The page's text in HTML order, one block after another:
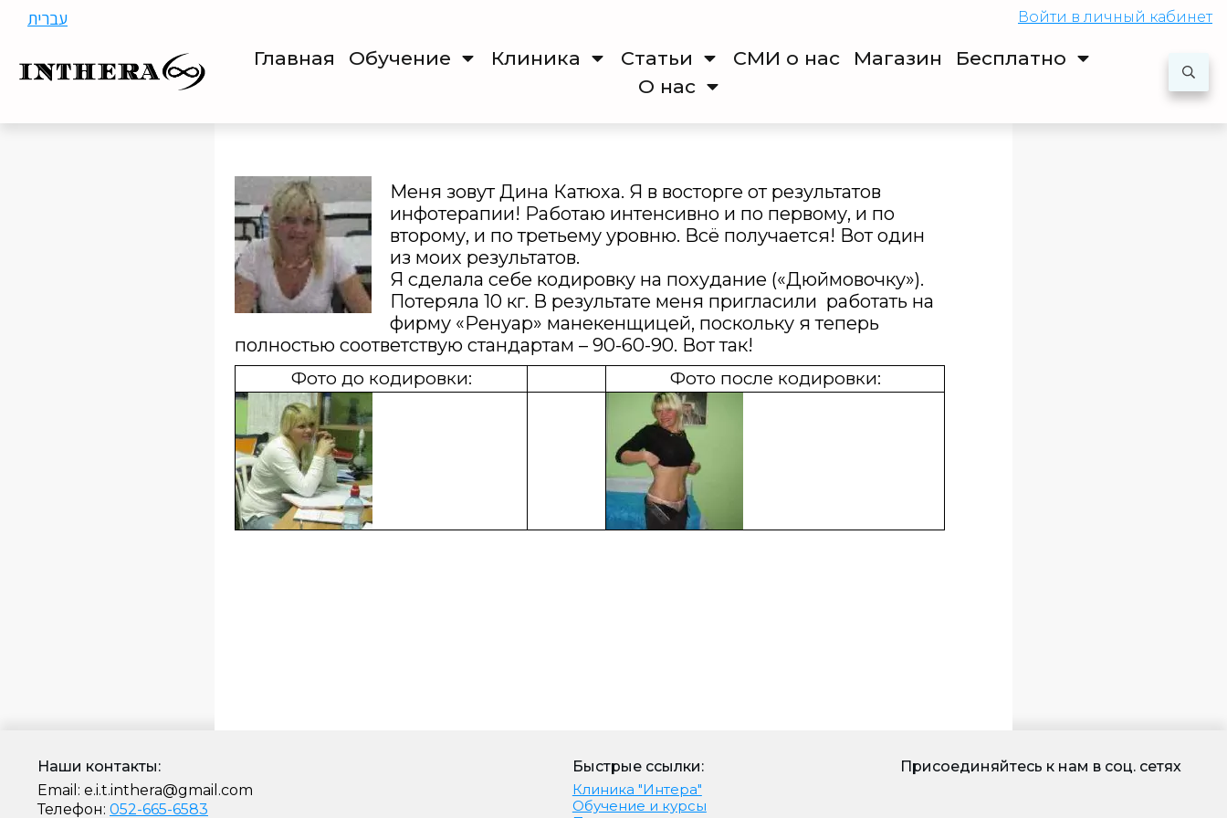
עברית Войти в личный кабинет
Главная Обучение Клиника Cтатьи СМИ о нас Магазин
Бесплатно
О нас
Меня зовут Дина Катюха. Я в восторге от результатов
инфотерапии! Работаю интенсивно и по первому, и по
второму, и по третьему уровню. Всё получается! Вот один
из моих результатов.
Я сделала себе кодировку на похудание («Дюймовочку»).
Потеряла 10 кг. В результате меня пригласили работать на
фирму «Ренуар» манекенщицей, поскольку я теперь
полностью соответствую стандартам – 90-60-90. Вот так!
Фото до кодировки: Фото после кодировки:
Наши контакты:
Email: e.i.t.inthera@gmail.com
Телефон: 052-665-6583
Быстрые ссылки:
Клиника "Интера"
Обучение и курсы
Присоединяйтесь к нам в соц. сетях